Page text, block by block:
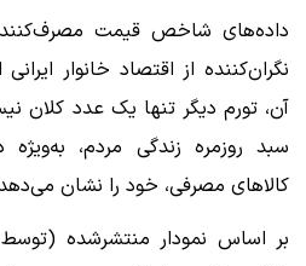
نگران‌کننده از اقتصاد خانوار
آن، تورم دیگر تنها یک عدد کلان
سبد روزمره زندگی مردم،
کالاهای مصرفی، خود را نشان
بر اساس نمودار منتشرشده (توسط